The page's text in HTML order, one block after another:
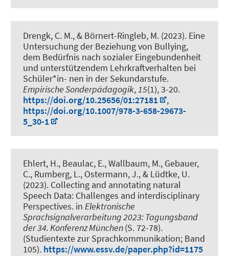
Drengk, C. M., & Börnert-Ringleb, M. (2023). Eine
Untersuchung der Beziehung von Bullying,
dem Bedürfnis nach sozialer Eingebundenheit
und unterstützendem Lehrkraftverhalten bei
Schüler*in- nen in der Sekundarstufe.
Empirische Sonderpädagogik,15(1), 3-20.
https://doi.org/10.25656/01:27181
,
https://doi.org/10.1007/978-3-658-29673-
5_30-1
Ehlert, H., Beaulac, E., Wallbaum, M., Gebauer,
C., Rumberg, L., Ostermann, J., & Lüdtke, U.
(2023). Collecting and annotating natural
Speech Data: Challenges and interdisciplinary
Perspectives. in Elektronische
Sprachsignalverarbeitung 2023: Tagungsband
der 34. Konferenz München(S. 72-78).
(Studientexte zur Sprachkommunikation; Band
105). https://www.essv.de/paper.php?id=1175